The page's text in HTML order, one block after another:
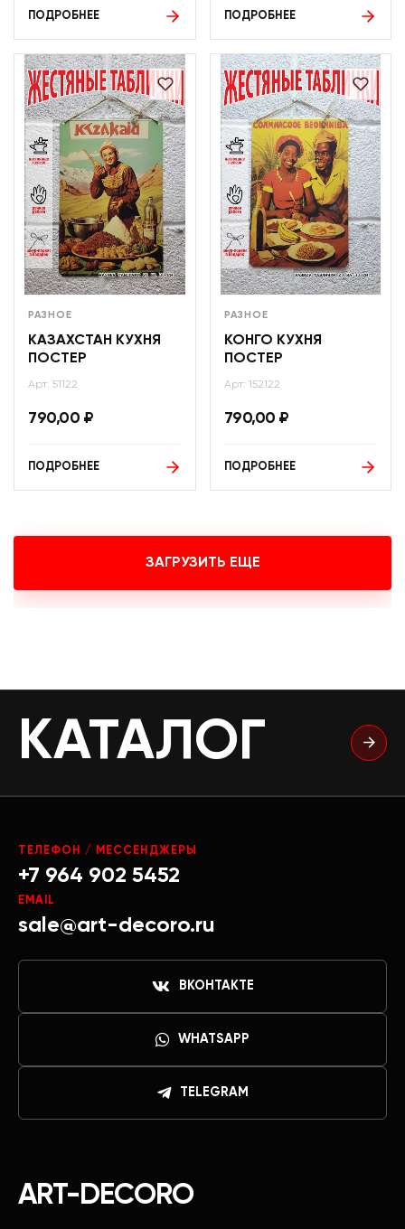
ПОДРОБНЕЕ ПОДРОБНЕЕ
РАЗНОЕ
КАЗАХСТАН КУХНЯ
ПОСТЕР
Арт: 51122
790,00 ₽
ПОДРОБНЕЕ
РАЗНОЕ
КОНГО КУХНЯ
ПОСТЕР
Арт: 152122
790,00 ₽
ПОДРОБНЕЕ
ЗАГРУЗИТЬ ЕЩЕ
КАТАЛОГ
ART-DECORO
ТЕЛЕФОН / МЕССЕНДЖЕРЫ
+7 964 902 5452
EMAIL
sale@art-decoro.ru
ВКОНТАКТЕ
WHATSAPP
TELEGRAM